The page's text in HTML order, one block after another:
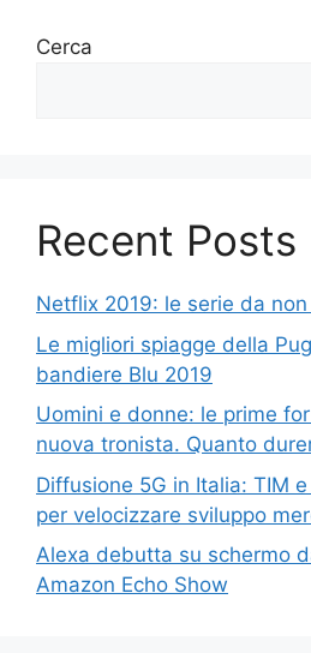
Cerca
Recent Posts
Netflix 2019: le serie da
Le migliori spiagge della
bandiere Blu 2019
Uomini e donne: le prime
nuova tronista. Quanto
Diffusione 5G in Italia: TIM
per velocizzare sviluppo
Alexa debutta su schermo
Amazon Echo Show